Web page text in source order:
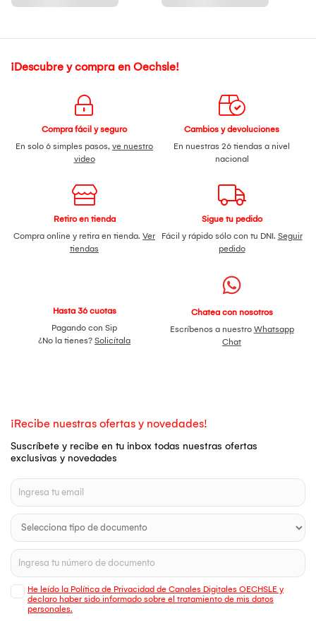
¡Descubre y compra en Oechsle!
Compra fácil y seguro
En solo 6 simples pasos, ve nuestro
video
Cambios y devoluciones
En nuestras 26 tiendas a nivel
nacional
Retiro en tienda
Compra online y retira en tienda. Ver
tiendas
Sigue tu pedido
Fácil y rápido sólo con tu DNI. Seguir
pedido
Hasta 36 cuotas
Pagando con Sip
¿No la tienes? Solicítala
Chatea con nosotros
Escríbenos a nuestro Whatsapp
Chat
¡Recibe nuestras ofertas y novedades!
Suscríbete y recibe en tu inbox todas nuestras ofertas
exclusivas y novedades
He leído la Política de Privacidad de Canales Digitales OECHSLE y
declaro haber sido informado sobre el tratamiento de mis datos
personales.